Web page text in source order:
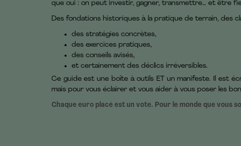
que oui : on peut investir, gagner, transmettre… et être
Des fondations historiques à la pratique de terrain, des
des stratégies concrètes,
des exercices pratiques,
des conseils avisés,
et certainement des déclics irréversibles.
Ce guide est une boîte à outils ET un manifeste. Il est
mais pour vous éclairer et vous aider à vous poser les
Chaque euro placé est un vote. Pour le monde que vous